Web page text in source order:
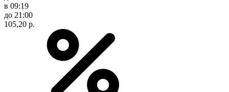
в 09:19
до 21:00
105,20 р.